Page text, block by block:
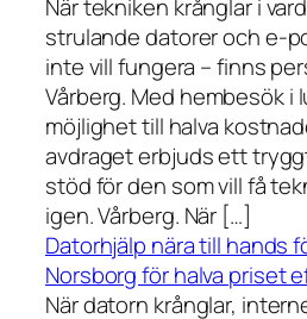
När tekniken krånglar i
strulande datorer och e-
inte vill fungera – finns
Vårberg. Med hembesök i
möjlighet till halva
avdraget erbjuds ett
stöd för den som vill få
igen. Vårberg. När […]
Datorhjälp nära till hands
Norsborg för halva priset
När datorn krånglar,